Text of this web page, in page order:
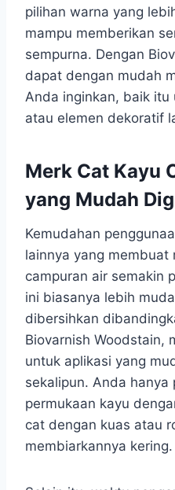
pilihan warna yang
mampu memberikan
sempurna. Dengan
dapat dengan mudah
Anda inginkan, baik itu
atau elemen dekoratif
Merk Cat Kayu
yang Mudah
Kemudahan
lainnya yang membuat
campuran air semakin
ini biasanya lebih
dibersihkan
Biovarnish Woodstain,
untuk aplikasi yang
sekalipun. Anda hanya
permukaan kayu
cat dengan kuas atau
membiarkannya kering.